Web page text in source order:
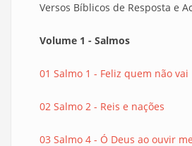
Versos Bíblicos de Resposta e
Volume 1 - Salmos
01 Salmo 1 - Feliz quem não vai
02 Salmo 2 - Reis e nações
03 Salmo 4 - Ó Deus ao ouvir